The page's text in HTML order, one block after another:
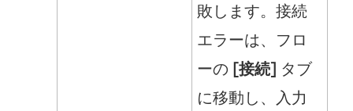
敗します。接続
エラーは、フロ
ーの [接続] タブ
に移動し、入力